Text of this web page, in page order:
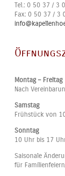
Tel.: 0 50 37 / 3
Fax: 0 50 37 / 3
Montag – Freitag
Nach
Samstag
Frühstück von
Sonntag
10 Uhr bis 17
Saisonale
für